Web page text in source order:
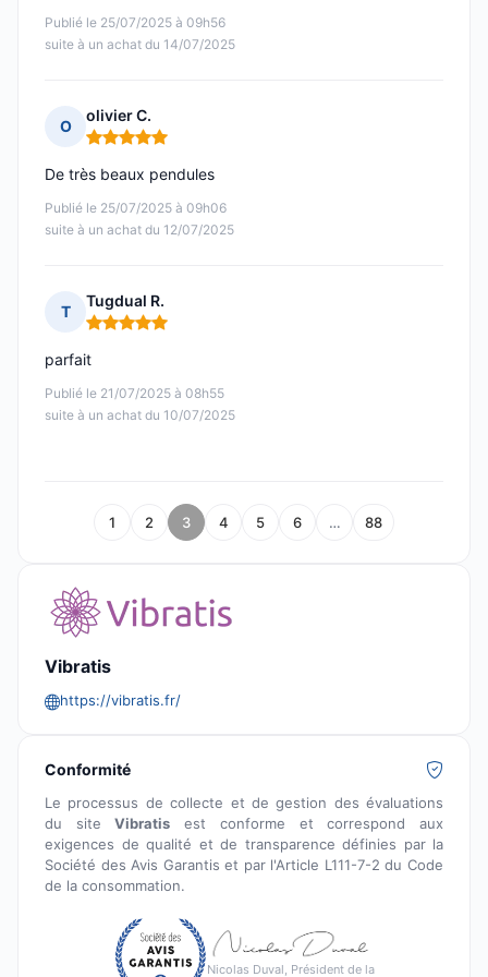
Publié le 25/07/2025 à 09h56
suite à un achat du 14/07/2025
O
olivier C.
Note : 5 sur 5
Publié le 25/07/2025 à 09h06
suite à un achat du 12/07/2025
De très beaux pendules
T
Tugdual R.
Note : 5 sur 5
Publié le 21/07/2025 à 08h55
suite à un achat du 10/07/2025
parfait
1 2 3 4 5 6 … 88
Vibratis
https://vibratis.fr/
Conformité
Le processus de collecte et de gestion des évaluations
du siteVibratis est conforme et correspond aux
exigences de qualité et de transparence définies par la
Société des Avis Garantis et par l'Article L111-7-2 du Code
de la consommation.
Nicolas Duval, Président de la